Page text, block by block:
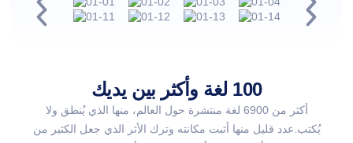
100 لغة وأكثر بين يديك
أكثر من 6900 لغة منتشرة حول العالم، منها الذي يُنطق ولا
يُكتب.عدد قليل منها أثبت مكانته وترك الأثر الذي جعل الكثير من